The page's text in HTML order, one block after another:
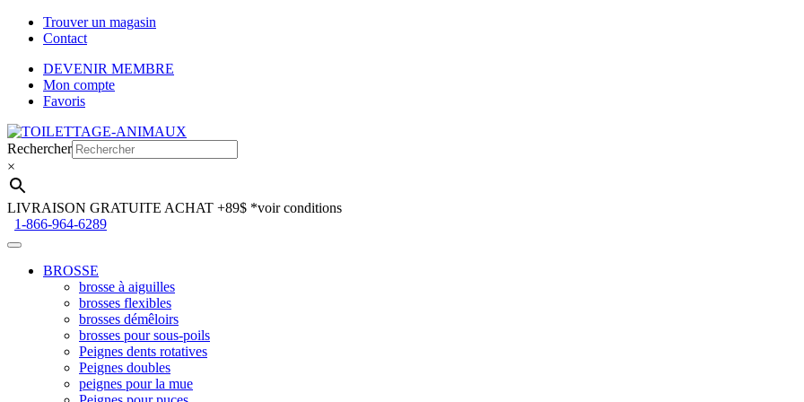
Trouver un magasin
Contact
DEVENIR MEMBRE
Mon compte
Favoris
Aller
à
la
navigation
Aller
au
contenu
Rechercher
×
LIVRAISON GRATUITE ACHAT +89$ *voir conditions
1-866-964-6289
BROSSE
brosse à aiguilles
brosses flexibles
brosses démêloirs
brosses pour sous-poils
Peignes dents rotatives
Peignes doubles
peignes pour la mue